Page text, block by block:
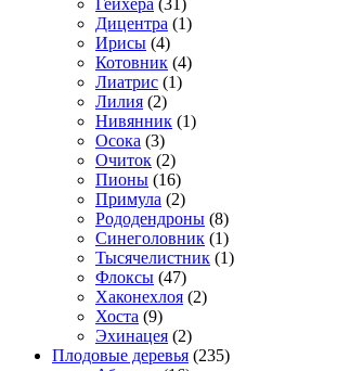
Гейхера (31)
Дицентра (1)
Ирисы (4)
Котовник (4)
Лиатрис (1)
Лилия (2)
Нивянник (1)
Осока (3)
Очиток (2)
Пионы (16)
Примула (2)
Рододендроны (8)
Синеголовник (1)
Тысячелистник (1)
Флоксы (47)
Хаконехлоя (2)
Хоста (9)
Эхинацея (2)
Плодовые деревья (235)